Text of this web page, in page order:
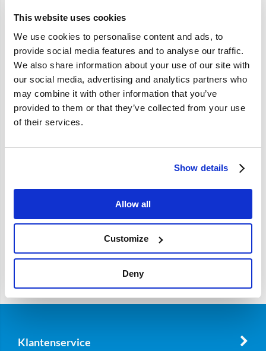
This website uses cookies
We use cookies to personalise content and ads, to
provide social media features and to analyse our traffic.
We also share information about your use of our site with
our social media, advertising and analytics partners who
may combine it with other information that you’ve
provided to them or that they’ve collected from your use
of their services.
Show details
Allow all
Customize
Deny
260 760 780; B27/28/A/E/F
Specificaties
Merk Vantage
Klantenservice